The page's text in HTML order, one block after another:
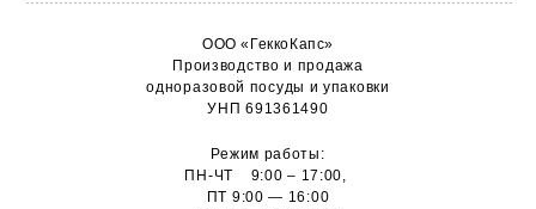
ООО «ГеккоКапс»
Производство и продажа
одноразовой посуды и упаковки
УНП 691361490
Режим работы:
ПН-ЧТ 9:00 – 17:00,
ПТ 9:00 — 16:00